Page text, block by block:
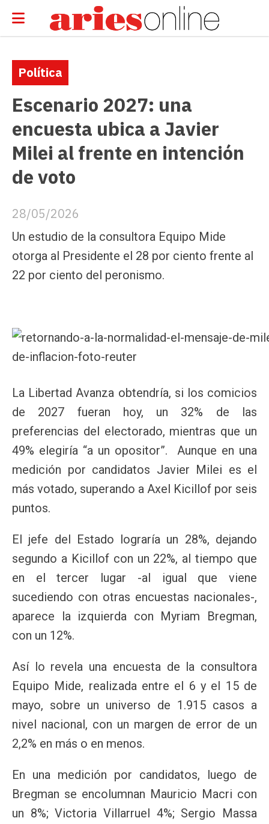
Escenario 2027: una
encuesta ubica a Javier
Milei al frente en intención
de voto
Un estudio de la consultora Equipo Mide
otorga al Presidente el 28 por ciento frente al
22 por ciento del peronismo.
Política
28/05/2026
La Libertad Avanza obtendría, si los comicios
de 2027 fueran hoy, un 32% de las
preferencias del electorado, mientras que un
49% elegiría “a un opositor”. Aunque en una
medición por candidatos Javier Milei es el
más votado, superando a Axel Kicillof por seis
puntos.
El jefe del Estado lograría un 28%, dejando
segundo a Kicillof con un 22%, al tiempo que
en el tercer lugar -al igual que viene
sucediendo con otras encuestas nacionales-,
aparece la izquierda con Myriam Bregman,
con un 12%.
Así lo revela una encuesta de la consultora
Equipo Mide, realizada entre el 6 y el 15 de
mayo, sobre un universo de 1.915 casos a
nivel nacional, con un margen de error de un
2,2% en más o en menos.
En una medición por candidatos, luego de
Bregman se encolumnan Mauricio Macri con
un 8%; Victoria Villarruel 4%; Sergio Massa